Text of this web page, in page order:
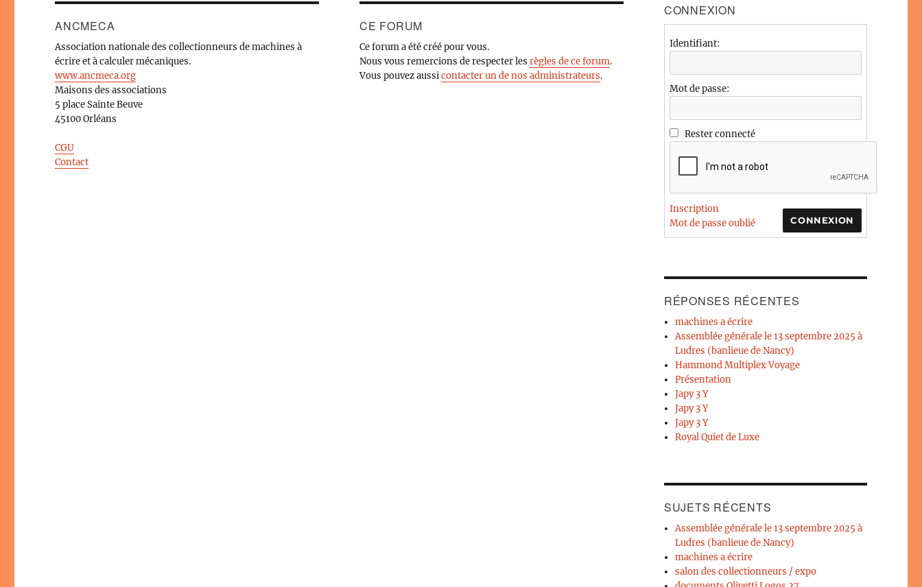
ANCMECA
Association nationale des collectionneurs de machines à
écrire et à calculer mécaniques.
www.ancmeca.org
Maisons des associations
5 place Sainte Beuve
45100 Orléans
CGU
Contact
CE FORUM
Ce forum a été créé pour vous.
Nous vous remercions de respecter lesrègles de ce forum.
Vous pouvez aussicontacter un de nos administrateurs.
CONNEXION
Identifiant:
Mot de passe:
Rester connecté
CONNEXION
Inscription
Mot de passe oublié
RÉPONSES RÉCENTES
machines a écrire
Assemblée générale le 13 septembre 2025 à
Ludres (banlieue de Nancy)
Hammond Multiplex Voyage
Présentation
Japy 3 Y
Japy 3 Y
Japy 3 Y
Royal Quiet de Luxe
SUJETS RÉCENTS
Assemblée générale le 13 septembre 2025 à
Ludres (banlieue de Nancy)
machines a écrire
salon des collectionneurs / expo